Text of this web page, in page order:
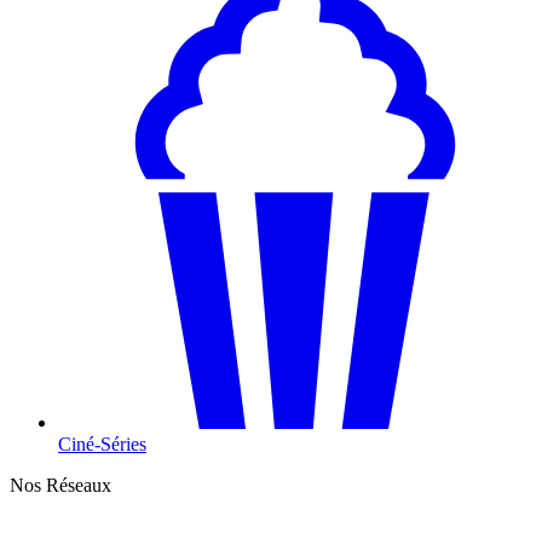
Ciné-Séries
Nos Réseaux